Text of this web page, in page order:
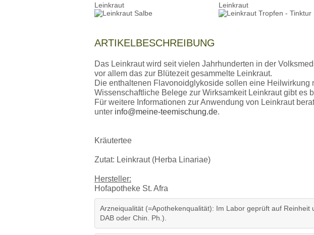
Leinkraut Leinkraut
ARTIKELBESCHREIBUNG
Das Leinkraut wird seit vielen Jahrhunderten in der
vor allem das zur Blütezeit gesammelte Leinkraut.
Die enthaltenen Flavonoidglykoside sollen eine Heilwirkung
Wissenschaftliche Belege zur Wirksamkeit Leinkraut gibt es
Für weitere Informationen zur Anwendung von Leinkraut
unter info@meine-teemischung.de.
Kräutertee
Zutat: Leinkraut (Herba Linariae)
Hersteller:
Hofapotheke St. Afra
Arzneiqualität (=Apothekenqualität): Im Labor geprüft auf Reinheit
DAB oder Chin. Ph.).